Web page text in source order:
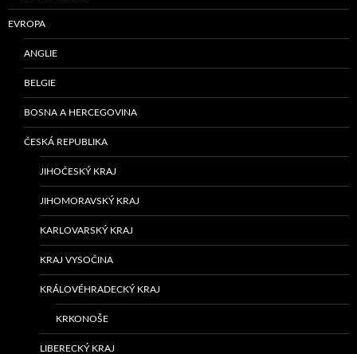
EVROPA
ANGLIE
BELGIE
BOSNA A HERCEGOVINA
ČESKÁ REPUBLIKA
JIHOČESKÝ KRAJ
JIHOMORAVSKÝ KRAJ
KARLOVARSKÝ KRAJ
KRAJ VYSOČINA
KRÁLOVÉHRADECKÝ KRAJ
KRKONOŠE
LIBERECKÝ KRAJ